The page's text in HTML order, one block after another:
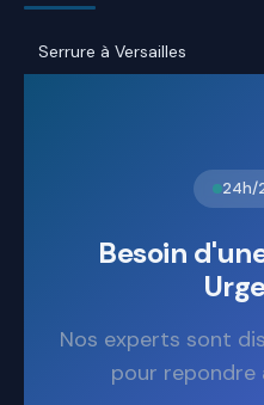
Serrure à Versailles
24h/
Besoin
Nos experts sont
pour repondre